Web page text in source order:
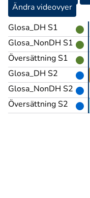
Ändra videovyer
Glosa_DH S1
Glosa_NonDH S1
Översättning S1
Glosa_DH S2
Glosa_NonDH S2
Översättning S2